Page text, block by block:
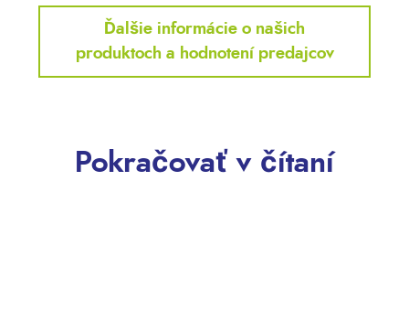
Ďalšie informácie o našich
produktoch a hodnotení predajcov
Pokračovať v čítaní